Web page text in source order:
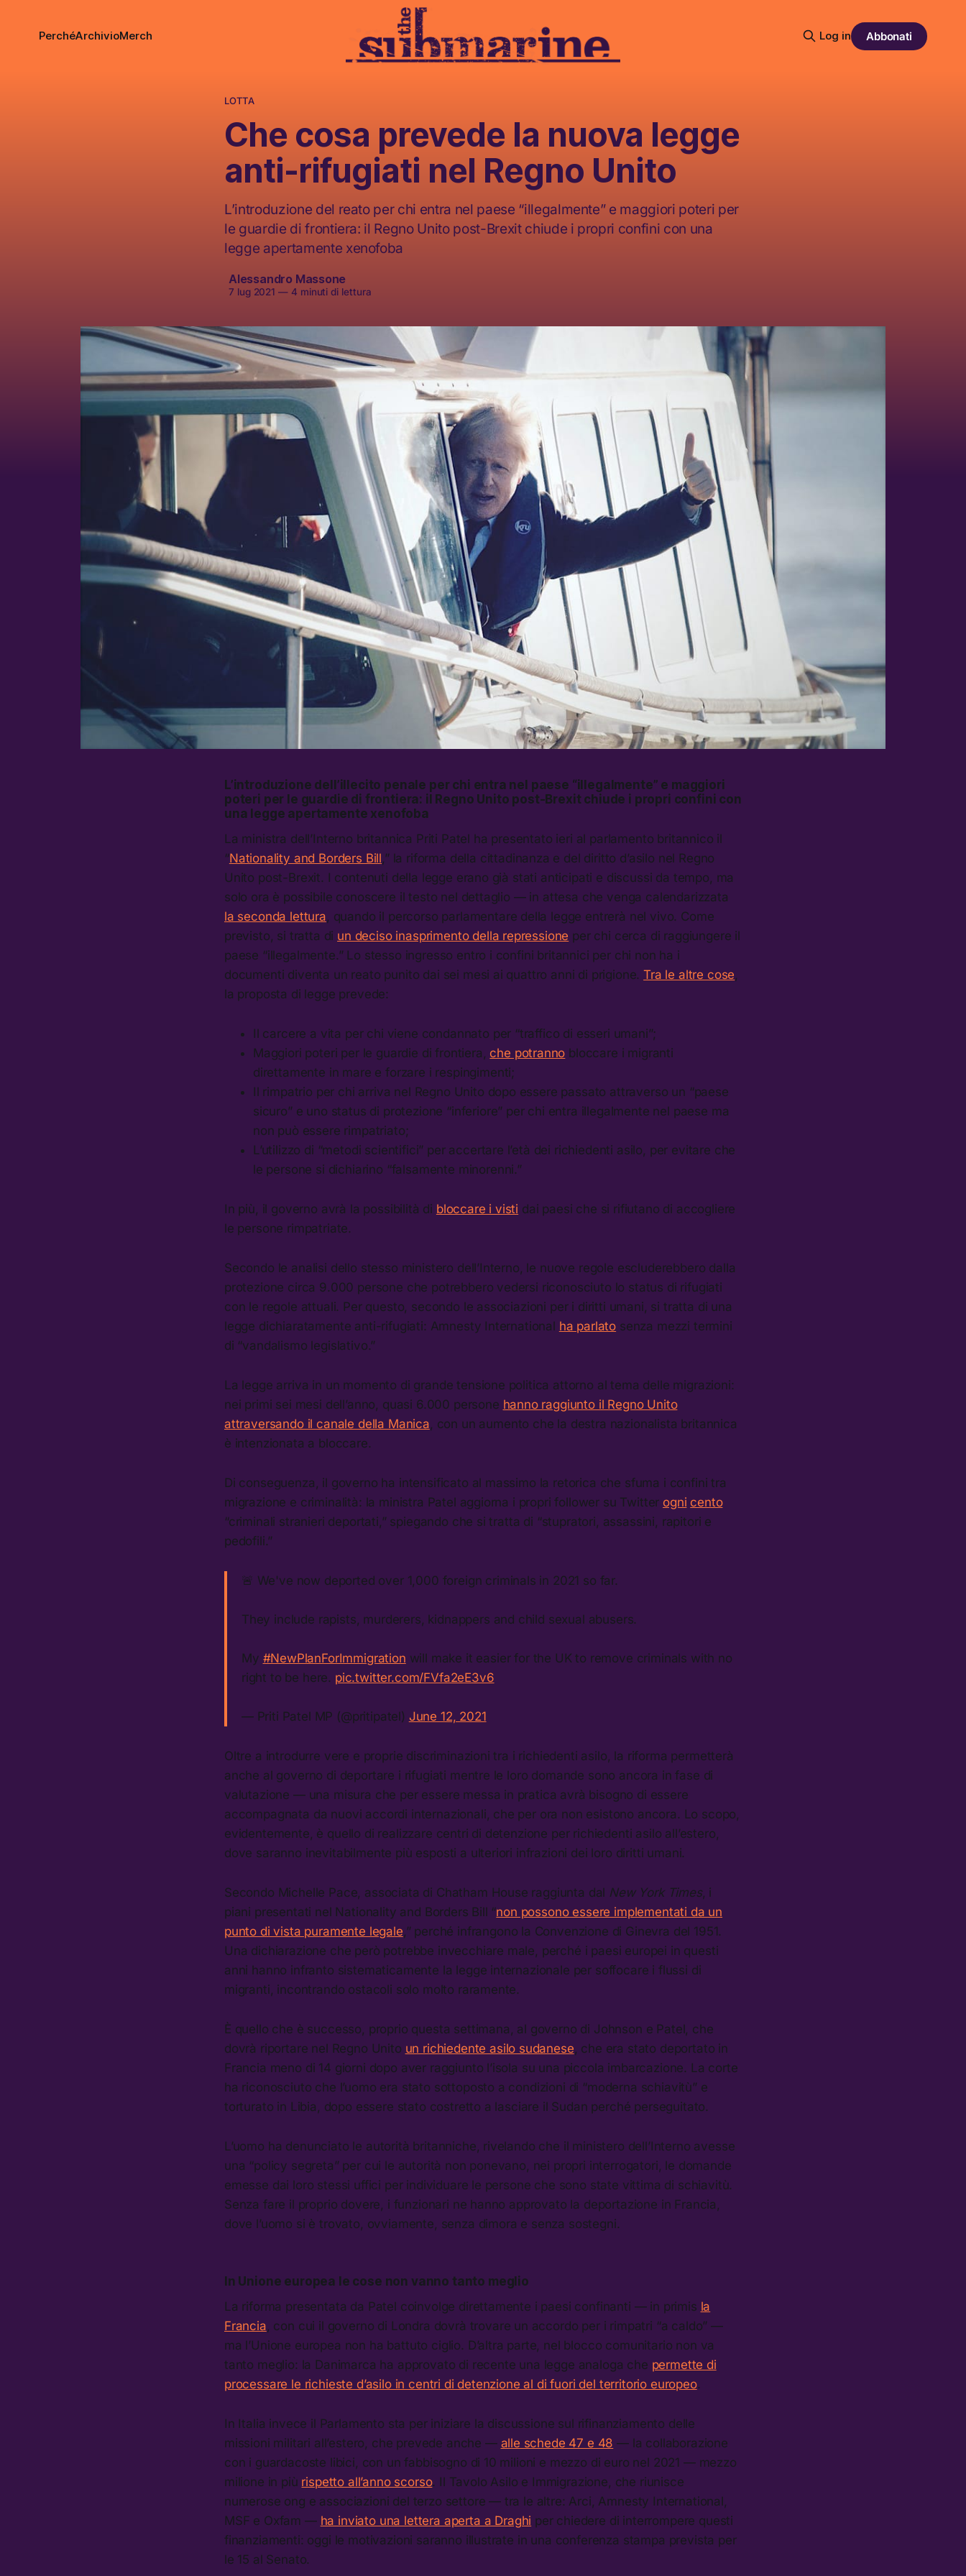
PerchéArchivioMerch Log in Abbonati
LOTTA
Che cosa prevede la nuova legge
anti-rifugiati nel Regno Unito
L’introduzione del reato per chi entra nel paese “illegalmente” e maggiori poteri per
le guardie di frontiera: il Regno Unito post-Brexit chiude i propri confini con una
legge apertamente xenofoba
Alessandro Massone
7 lug 2021 — 4 minuti di lettura
L’introduzione dell’illecito penale per chi entra nel paese “illegalmente” e maggiori
poteri per le guardie di frontiera: il Regno Unito post-Brexit chiude i propri confini con
una legge apertamente xenofoba
La ministra dell’Interno britannica Priti Patel ha presentato ieri al parlamento britannico il
“Nationality and Borders Bill,” la riforma della cittadinanza e del diritto d’asilo nel Regno
Unito post-Brexit. I contenuti della legge erano già stati anticipati e discussi da tempo, ma
solo ora è possibile conoscere il testo nel dettaglio — in attesa che venga calendarizzata
la seconda lettura, quando il percorso parlamentare della legge entrerà nel vivo. Come
previsto, si tratta di un deciso inasprimento della repressione per chi cerca di raggiungere il
paese “illegalmente.” Lo stesso ingresso entro i confini britannici per chi non ha i
documenti diventa un reato punito dai sei mesi ai quattro anni di prigione.Tra le altre cose,
la proposta di legge prevede:
Il carcere a vita per chi viene condannato per “traffico di esseri umani”;
Maggiori poteri per le guardie di frontiera, che potranno bloccare i migranti
direttamente in mare e forzare i respingimenti;
Il rimpatrio per chi arriva nel Regno Unito dopo essere passato attraverso un “paese
sicuro” e uno status di protezione “inferiore” per chi entra illegalmente nel paese ma
non può essere rimpatriato;
L’utilizzo di “metodi scientifici” per accertare l’età dei richiedenti asilo, per evitare che
le persone si dichiarino “falsamente minorenni.”
In più, il governo avrà la possibilità di bloccare i visti dai paesi che si rifiutano di accogliere
le persone rimpatriate.
Secondo le analisi dello stesso ministero dell’Interno, le nuove regole escluderebbero dalla
protezione circa 9.000 persone che potrebbero vedersi riconosciuto lo status di rifugiati
con le regole attuali. Per questo, secondo le associazioni per i diritti umani, si tratta di una
legge dichiaratamente anti-rifugiati: Amnesty International ha parlato senza mezzi termini
di “vandalismo legislativo.”
La legge arriva in un momento di grande tensione politica attorno al tema delle migrazioni:
nei primi sei mesi dell’anno, quasi 6.000 persone hanno raggiunto il Regno Unito
attraversando il canale della Manica, con un aumento che la destra nazionalista britannica
è intenzionata a bloccare.
Di conseguenza, il governo ha intensificato al massimo la retorica che sfuma i confini tra
migrazione e criminalità: la ministra Patel aggiorna i propri follower su Twitter ogni cento
“criminali stranieri deportati,” spiegando che si tratta di “stupratori, assassini, rapitori e
pedofili.”
🚨 We've now deported over 1,000 foreign criminals in 2021 so far.
They include rapists, murderers, kidnappers and child sexual abusers.
My #NewPlanForImmigration will make it easier for the UK to remove criminals with no
right to be here. pic.twitter.com/FVfa2eE3v6
— Priti Patel MP (@pritipatel) June 12, 2021
Oltre a introdurre vere e proprie discriminazioni tra i richiedenti asilo, la riforma permetterà
anche al governo di deportare i rifugiati mentre le loro domande sono ancora in fase di
valutazione — una misura che per essere messa in pratica avrà bisogno di essere
accompagnata da nuovi accordi internazionali, che per ora non esistono ancora. Lo scopo,
evidentemente, è quello di realizzare centri di detenzione per richiedenti asilo all’estero,
dove saranno inevitabilmente più esposti a ulteriori infrazioni dei loro diritti umani.
Secondo Michelle Pace, associata di Chatham House raggiunta dal New York Times, i
piani presentati nel Nationality and Borders Bill “non possono essere implementati da un
punto di vista puramente legale,” perché infrangono la Convenzione di Ginevra del 1951.
Una dichiarazione che però potrebbe invecchiare male, perché i paesi europei in questi
anni hanno infranto sistematicamente la legge internazionale per soffocare i flussi di
migranti, incontrando ostacoli solo molto raramente.
È quello che è successo, proprio questa settimana, al governo di Johnson e Patel, che
dovrà riportare nel Regno Unito un richiedente asilo sudanese, che era stato deportato in
Francia meno di 14 giorni dopo aver raggiunto l’isola su una piccola imbarcazione. La corte
ha riconosciuto che l’uomo era stato sottoposto a condizioni di “moderna schiavitù” e
torturato in Libia, dopo essere stato costretto a lasciare il Sudan perché perseguitato.
L’uomo ha denunciato le autorità britanniche, rivelando che il ministero dell’Interno avesse
una “policy segreta” per cui le autorità non ponevano, nei propri interrogatori, le domande
emesse dai loro stessi uffici per individuare le persone che sono state vittima di schiavitù.
Senza fare il proprio dovere, i funzionari ne hanno approvato la deportazione in Francia,
dove l’uomo si è trovato, ovviamente, senza dimora e senza sostegni.
In Unione europea le cose non vanno tanto meglio
La riforma presentata da Patel coinvolge direttamente i paesi confinanti — in primis la
Francia, con cui il governo di Londra dovrà trovare un accordo per i rimpatri “a caldo” —
ma l’Unione europea non ha battuto ciglio. D’altra parte, nel blocco comunitario non va
tanto meglio: la Danimarca ha approvato di recente una legge analoga che permette di
processare le richieste d’asilo in centri di detenzione al di fuori del territorio europeo.
In Italia invece il Parlamento sta per iniziare la discussione sul rifinanziamento delle
missioni militari all’estero, che prevede anche — alle schede 47 e 48 — la collaborazione
con i guardacoste libici, con un fabbisogno di 10 milioni e mezzo di euro nel 2021 — mezzo
milione in più rispetto all’anno scorso. Il Tavolo Asilo e Immigrazione, che riunisce
numerose ong e associazioni del terzo settore — tra le altre: Arci, Amnesty International,
MSF e Oxfam — ha inviato una lettera aperta a Draghi per chiedere di interrompere questi
finanziamenti: oggi le motivazioni saranno illustrate in una conferenza stampa prevista per
le 15 al Senato.